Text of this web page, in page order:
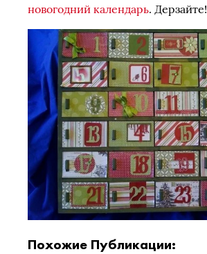
новогодний календарь. Дерзайте!
Похожие Публикации: